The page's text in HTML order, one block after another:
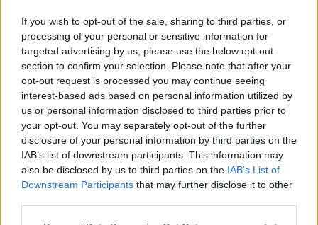
If you wish to opt-out of the sale, sharing to third parties, or
processing of your personal or sensitive information for
targeted advertising by us, please use the below opt-out
section to confirm your selection. Please note that after your
opt-out request is processed you may continue seeing
interest-based ads based on personal information utilized by
us or personal information disclosed to third parties prior to
your opt-out. You may separately opt-out of the further
disclosure of your personal information by third parties on the
IAB’s list of downstream participants. This information may
also be disclosed by us to third parties on the IAB’s List of
Downstream Participants that may further disclose it to other